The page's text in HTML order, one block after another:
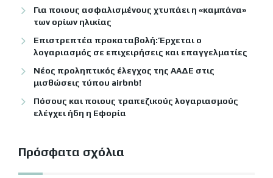
Για ποιους ασφαλισμένους χτυπάει η «καμπάνα»
των ορίων ηλικίας
Επιστρεπτέα προκαταβολή: Έρχεται ο
λογαριασμός σε επιχειρήσεις και επαγγελματίες
Νέος προληπτικός έλεγχος της ΑΑΔΕ στις
μισθώσεις τύπου airbnb!
Πόσους και ποιους τραπεζικούς λογαριασμούς
ελέγχει ήδη η Εφορία
Πρόσφατα σχόλια